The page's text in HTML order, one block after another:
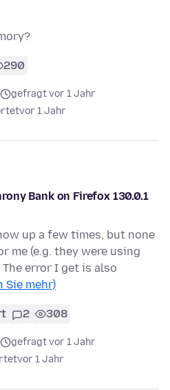
290
gefragt vor 1 Jahr
vor 1 Jahr
Bank on Firefox 130.0.1
up a few times, but none
me (e.g. they were using
error I get is also
Sie mehr)
2 308
gefragt vor 1 Jahr
vor 1 Jahr